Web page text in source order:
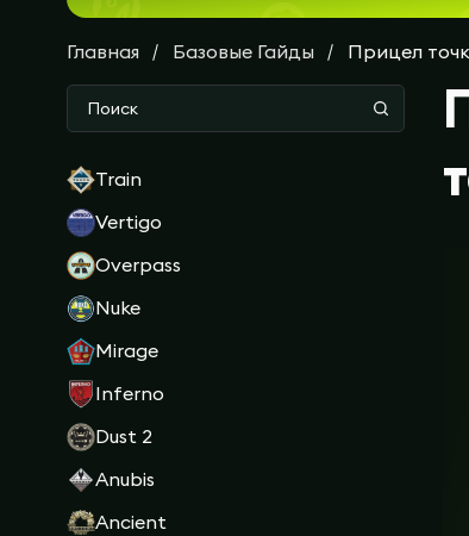
Главная Базовые Гайды Прицел
Train
Vertigo
Overpass
Nuke
Mirage
Inferno
Dust 2
Anubis
Ancient